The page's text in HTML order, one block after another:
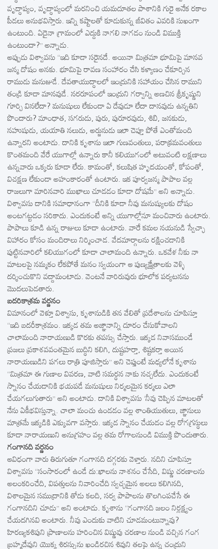
వృద్ధాప్యం, వృద్ధాప్యంలో మరనించి యమదూతల పాశానికి గురై అనేక రకాల
పీడలు అనుభవిస్తారు. ఇన్ని కష్టాలతో కూడుకున్న జీవితం ఎవరికి సుఖంగా
ఉంటుంది. ఏదైనా గ్రామంలో ఎద్దుకి నాగలి నాగడం నుండి విముక్తి
ఉంటుందా?’’ అన్నాడు.
అప్పుడు విశ్వావసు ‘‘ఇది కూడా సరైనదే. అయినా మిత్రమా భూమిపై మానవ
జన్మ దోషం అనకు. భూమిపై రావణ సంహారం చేసి కళ్యాణం చేకూర్చిన
రాముడు మనుజుడే. దేవతాయుద్ధాలలో ఇంద్రునికి సహాయం చేసిన రాముని
తండ్రి కూడా మానవుడే. నరరూపంలో ఇంద్రుని గర్వాన్ని అణచిన శ్రీకృష్ణుని
గూర్చి వినలేదా? మనుషులు లేకుండా ఏ దేవుడూ లేదా దానవుడు ఉన్నతిని
పొందారు? మాంధాత, సగరుడు, పురు, పురూరవుడు, శిబి, జనకుడు,
నహుషుడు, యయాతి నలుడు, అర్జునుడు ఇలా చెప్తూ పోతే ఎంతోమంది
ఉన్నారని అంటాడు. దానికి కృశాను ఇలా గుణవంతులు, పరాక్రమవంతులు
కొంతమంది వేరే యుగాల్లో ఉన్నారు కానీ కలియుగంలో అటువంటి లక్షణాలు
ఉన్నవారు ఒక్కరు కూడా లేరు. కామంతో, కలుషిత హృదయంతో, కోపంతో,
విచక్షణ లేకుండా అహంకారంతో ఉంటారు. ఇక పూర్వజన్మ పాపాల వల్ల
రాజలుగా మారినవారి ముఖాలు చూడడం కూడా దోషమే’’ అని అన్నాడు.
విశ్వావసు దానికి సమాధానంగా ‘‘దీనికి కూడా నీవు మనుష్యులకు దోషం
అంటగట్టడం సరికాదు. ఎందుకంటే అన్ని యుగాల్లోనూ మంచివారు ఉంటారు.
పాపాలు కూడి ఉన్న రాజులు కూడా ఉంటారు. వారే కమల నయనుడి స్వేచ్ఛా
విహారం కోసం మందిరాలు నిర్మించాడ. వేదమార్గాలను రక్షించడానికి
పుట్టినవారిలో కలియుగంలో కూడా చాలామంది ఉన్నారు. ఒకవేళ నీకు నా
మాటలపై నమ్మకం లేకపోతే మనం స్వయంగా ఆ పుణ్యక్షేత్రాలకు వెళ్ళి
దర్శించుకొని వద్దామంటాడు. వెంటనే వారిరువురు భూలోక పర్యటనను
మొదలుపెడతారు.
బదరికాశ్రమ వర్ణనం
విమానంలో వెళ్తూ విశ్వాసు, కృశానుడికి తన వేలితో ప్రదేశాలను చూపిస్తూ
‘‘ఇది బదరీకాశ్రమం. ఇక్కడ తమ అజ్ఞానాన్ని దూరం చేసుకోవాలని
చాలామంది నారాయణుడి కొరకు తపస్సు చేస్తారు. ఇక్కడ నివాసముండే
ప్రజలు ప్రకాశవవంతమైన బుద్ధిని కలిగి, దుష్టహర్తా, శిష్టకర్తా అయిన
నారాయణుడిని పగలు రాత్రి పూజిస్తారు’’ అని చెప్తుంటే మధ్యలోనే కృశాను
‘‘మిత్రమా ఈ గుణాల వివరణ, వాటి సమర్థన నాకు నచ్చలేదు. ఎందుకంటే
స్నానం చేయడానికి భయపడే మనుషులు నిర్మలమైన కర్మలు ఎలా
చేయగలుగుతారు’’ అని అంటాడు. దానికి విశ్వావసు ‘నీవు చెప్పిన మాటలతో
నేను ఏకీభవిస్తున్నా. చాలా మంచు ఉండడం వల్ల శాంతియుతులు, జ్ఞానులు
మాత్రమే ఇక్కడికి ఎక్కువగా వస్తారు. ఇక్కడ స్నానం చేయడం వల్ల రోగగ్రస్థులు
కూడా నారాయణుని అనుగ్రహం వల్ల తమ రోగాలనుండి విముక్తి పొందుతారు.
గంగానది వర్ణనం
ఆవిధంగా వారు తిరుగుతూ గంగానది దగ్గరకు వెళ్తారు. నదిని చూపిస్తూ
విశ్వావసు ‘‘సంసారంలో ఉండే దు:ఖాలను నాశనం చేసేది, విష్ణు చరణాలను
అలంకరించేది, విపత్తులను నివారించేది స్వచ్ఛమైన అలలు కలిగినది,
విశాలమైన సముద్రానికి తోడు కలది, సర్వ పాపాలను తొలగింపచేసే ఈ
గంగానదిని చూడు’’ అని అంటాడు. కృశాను ‘‘గంగానది జలం నిర్లక్ష్యం
చేయదగినవి అంటారు. నీవు ఎందుకు వాటిని చూడమంటున్నావు?
హిరణ్యకశిపుని ప్రాణాలను హరించిన విష్ణువు చరణాల నుండి వచ్చిన గంగ
బ్రహ్మదేవుని యొక్క శిరస్సును ఖండిరచిన శివుని తలపై ఉన్న చంద్రుని